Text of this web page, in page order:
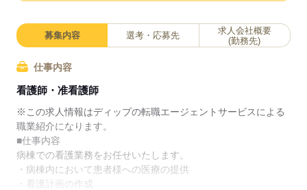
求職中の看護師さんの転職を専任の
キャリアアドバイザーが入職まで無料でサポートいた
日本最大級の求人情報の中からぴったりな求人をご紹
介。
履歴書作成のアドバイスや面接日の調整だけでなく、
お給料、お休み、入職時期の交渉もサポートします。
【もちろん無料】
費用は一切かかりません。
募集内容 選考・応募先
求人会社概要
(勤務先)
仕事内容
看護師・准看護師
※この求人情報はディップの転職エージェントサービスによる
職業紹介になります。
■仕事内容
病棟での看護業務をお任せいたします。
・病棟内において患者様への医療の提供
・看護計画の作成